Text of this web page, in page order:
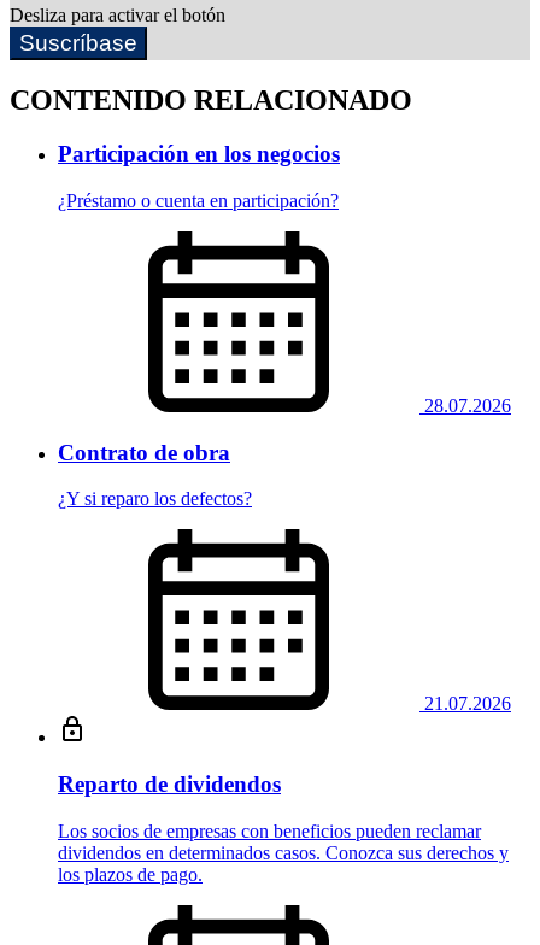
Desliza para activar el botón
Suscríbase
CONTENIDO RELACIONADO
Participación en los negocios
¿Préstamo o cuenta en participación?
28.07.2026
Contrato de obra
¿Y si reparo los defectos?
21.07.2026
Reparto de dividendos
Los socios de empresas con beneficios pueden reclamar
dividendos en determinados casos. Conozca sus derechos y
los plazos de pago.